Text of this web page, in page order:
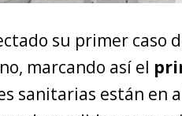
su primer caso
marcando así el
sanitarias están en